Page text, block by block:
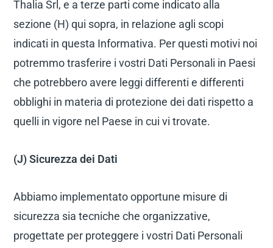
Thalia Srl, e a terze parti come indicato alla
sezione (H) qui sopra, in relazione agli scopi
indicati in questa Informativa. Per questi motivi noi
potremmo trasferire i vostri Dati Personali in Paesi
che potrebbero avere leggi differenti e differenti
obblighi in materia di protezione dei dati rispetto a
quelli in vigore nel Paese in cui vi trovate.
(J) Sicurezza dei Dati
Abbiamo implementato opportune misure di
sicurezza sia tecniche che organizzative,
progettate per proteggere i vostri Dati Personali